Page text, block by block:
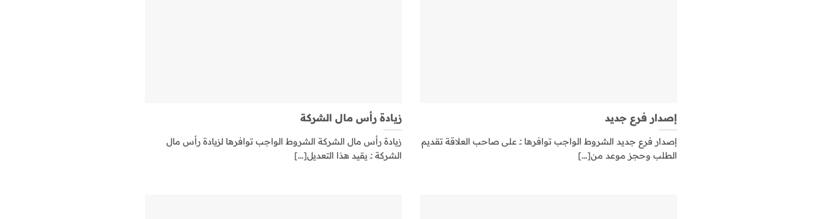
إصدار فرع جديد
إصدار فرع جديد الشروط الواجب توافرها :ـ على صاحب العلاقة تقديم
الطلب وحجز موعد من[...]
زيادة رأس مال الشركة
زيادة رأس مال الشركة الشروط الواجب توافرها لزيادة رأس مال
الشركة :ـ يقيد هذا التعديل[...]